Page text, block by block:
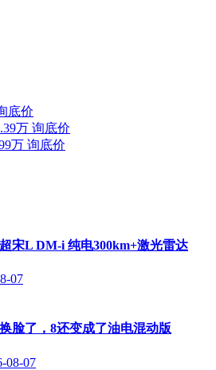
底价
万 询底价
万 询底价
宋L DM-i 纯电300km+激光雷达
07
脸了，8还变成了油电混动版
08-07